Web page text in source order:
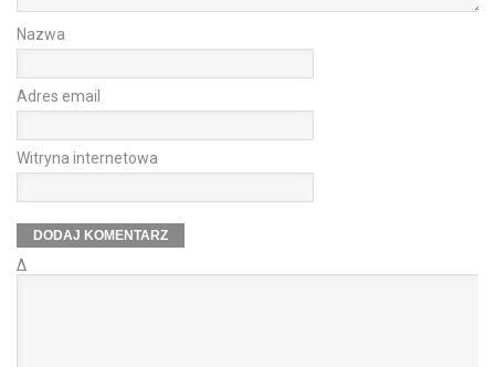
Nazwa
Adres email
Witryna internetowa
Δ